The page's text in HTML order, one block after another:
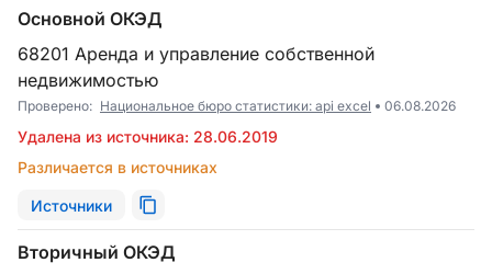
Основной ОКЭД
68201 Аренда и управление собственной
недвижимостью
Проверено: Национальное бюро статистики: api excel 06.08.2026
Удалена из источника: 28.06.2019
Различается в источниках
Источники
Вторичный ОКЭД